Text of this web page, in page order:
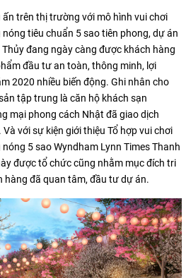
trên thị trường với mô hình vui chơi
tiêu chuẩn 5 sao tiên phong, dự án
đang ngày càng được khách hàng
đầu tư an toàn, thông minh, lợi
2020 nhiều biến động. Ghi nhân cho
tập trung là căn hộ khách sạn
mại phong cách Nhật đã giao dịch
với sự kiện giới thiệu Tổ hợp vui chơi
5 sao Wyndham Lynn Times Thanh
được tổ chức cũng nhằm mục đích tri
hàng đã quan tâm, đầu tư dự án.